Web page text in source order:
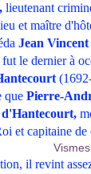
lieutenant
et maître
Jean
le dernier à
que Pierre-
et capitaine de
il revint